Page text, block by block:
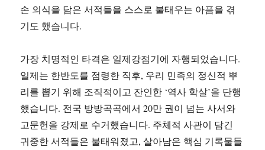
손 의식을 담은 서적들을 스스로 불태우는 아픔을 겪
기도 했습니다.
가장 치명적인 타격은 일제강점기에 자행되었습니다.
일제는 한반도를 점령한 직후, 우리 민족의 정신적 뿌
리를 뽑기 위해 조직적이고 잔인한 ‘역사 학살’을 단행
했습니다. 전국 방방곡곡에서 20만 권이 넘는 사서와
고문헌을 강제로 수거했습니다. 주체적 사관이 담긴
귀중한 서적들은 불태워졌고, 살아남은 핵심 기록물들